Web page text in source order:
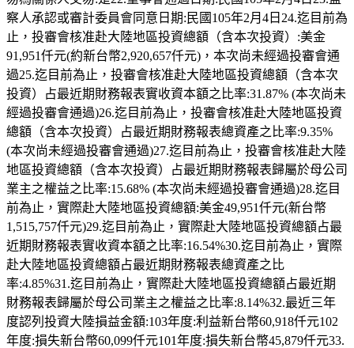
察人承認或審計委員會同意日期:民國105年2月4日24.迄目前為
止，投審會核准赴大陸地區投資總額（含本次投資）:美金
91,951仟元(約新台幣2,920,657仟元)，本次尚未經過投審會通
過25.迄目前為止，投審會核准赴大陸地區投資總額（含本次
投資）占最近期財務報表實收資本額之比率:31.87% (本次尚未
經過投審會通過)26.迄目前為止，投審會核准赴大陸地區投資
總額（含本次投資）占最近期財務報表總資產之比率:9.35%
(本次尚未經過投審會通過)27.迄目前為止，投審會核准赴大陸
地區投資總額（含本次投資）占最近期財務報表歸屬於母公司
業主之權益之比率:15.68% (本次尚未經過投審會通過)28.迄目
前為止，實際赴大陸地區投資總額:美金49,951仟元(新台幣
1,515,757仟元)29.迄目前為止，實際赴大陸地區投資總額占最
近期財務報表實收資本額之比率:16.54%30.迄目前為止，實際
赴大陸地區投資總額占最近期財務報表總資產之比
率:4.85%31.迄目前為止，實際赴大陸地區投資總額占最近期
財務報表歸屬於母公司業主之權益之比率:8.14%32.最近三年
度認列投資大陸損益金額:103年度:利益新台幣60,918仟元102
年度:損失新台幣60,099仟元101年度:損失新台幣45,879仟元33.